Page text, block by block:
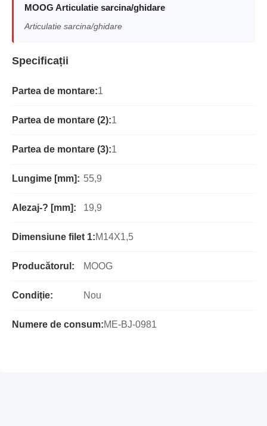
MOOG Articulatie sarcina/ghidare
Articulatie sarcina/ghidare
Specificații
Partea de montare:1
Partea de montare (2):1
Partea de montare (3):1
Lungime [mm]: 55,9
Alezaj-? [mm]: 19,9
Dimensiune filet 1:M14X1,5
Producătorul: MOOG
Condiție: Nou
Numere de consum:ME-BJ-0981